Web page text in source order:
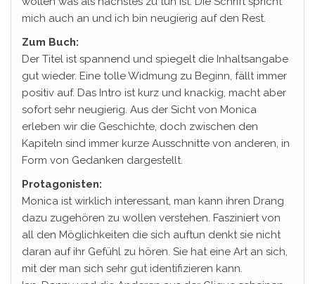
mich auch an und ich bin neugierig auf den Rest.
Zum Buch:
Der Titel ist spannend und spiegelt die Inhaltsangabe
gut wieder. Eine tolle Widmung zu Beginn, fällt immer
positiv auf. Das Intro ist kurz und knackig, macht aber
sofort sehr neugierig. Aus der Sicht von Monica
erleben wir die Geschichte, doch zwischen den
Kapiteln sind immer kurze Ausschnitte von anderen, in
Form von Gedanken dargestellt.
Protagonisten:
Monica ist wirklich interessant, man kann ihren Drang
dazu zugehören zu wollen verstehen. Fasziniert von
all den Möglichkeiten die sich auftun denkt sie nicht
daran auf ihr Gefühl zu hören. Sie hat eine Art an sich,
mit der man sich sehr gut identifizieren kann.